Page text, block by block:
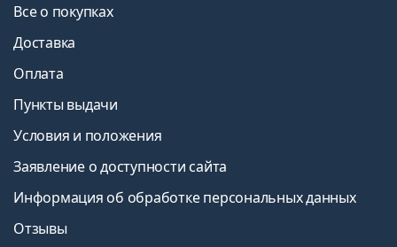
Все о покупках
Доставка
Оплата
Пункты выдачи
Условия и положения
Заявление о доступности сайта
Информация об обработке персональных данных
Отзывы